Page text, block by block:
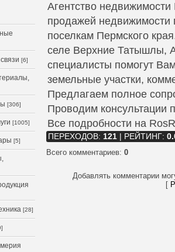
[6]
[306]
[1005]
[5]
[28]
Агентство
продажей недвижимости
поселкам Пермского
селе Верхние Татышлы,
специалисты помогут
земельные участки,
Предлагаем полное
Проводим
Все подробности на
ПЕРЕХОДОВ: 121 РЕЙТИНГ:
Всего комментариев: 0
Добавлять комментарии
[